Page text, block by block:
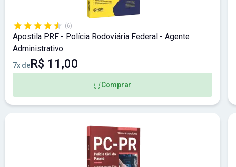
(6)
Apostila PRF - Polícia Rodoviária Federal - Agente
Administrativo
7x deR$ 11,00
Comprar